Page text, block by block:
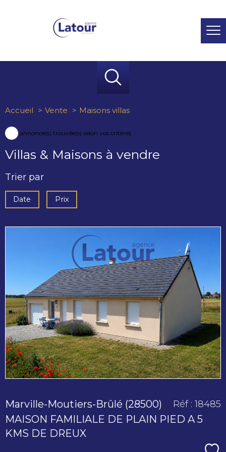
Accueil Vente Maisons villas
annonce(s) trouvée(s) selon vos critères
Villas & Maisons à vendre
Trier par
Date Prix
voir le
bien
Marville-Moutiers-Brûlé (28500)
MAISON FAMILIALE DE PLAIN PIED A 5
KMS DE DREUX
Réf : 18485